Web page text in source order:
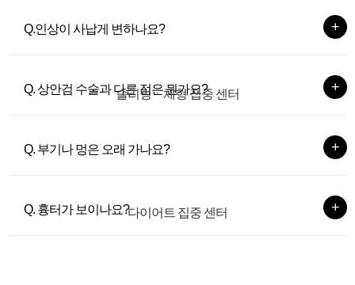
슬리밍ㆍ체형 집중 센터
다이어트 집중 센터
Q.인상이 사납게 변하나요?
Q. 상안검 수술과 다른 점은 뭔가요?
Q. 부기나 멍은 오래 가나요?
Q. 흉터가 보이나요?